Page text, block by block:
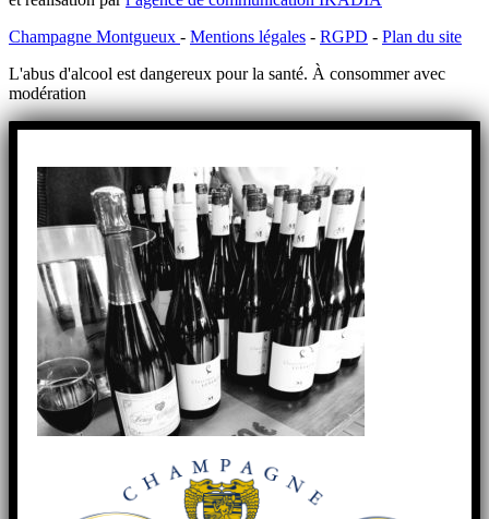
Champagne Montgueux - Mentions légales - RGPD - Plan du site
L'abus d'alcool est dangereux pour la santé. À consommer avec
modération